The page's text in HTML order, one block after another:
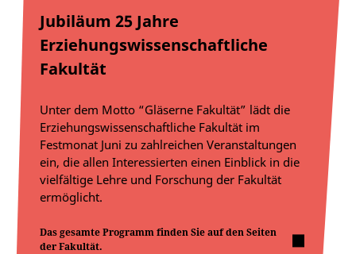
Jubiläum 25 Jahre
Erziehungswissenschaftliche
Fakultät
Unter dem Motto “Gläserne Fakultät” lädt die
Erziehungswissenschaftliche Fakultät im
Festmonat Juni zu zahlreichen Veranstaltungen
ein, die allen Interessierten einen Einblick in die
vielfältige Lehre und Forschung der Fakultät
ermöglicht.
Das gesamte Programm finden Sie auf den Seiten
der Fakultät.